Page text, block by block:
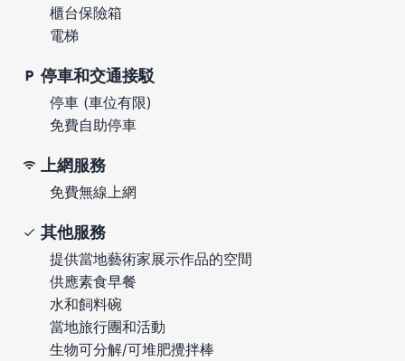
櫃台保險箱
電梯
停車和交通接駁
停車 (車位有限)
免費自助停車
上網服務
免費無線上網
其他服務
提供當地藝術家展示作品的空間
供應素食早餐
水和飼料碗
當地旅行團和活動
生物可分解/可堆肥攪拌棒